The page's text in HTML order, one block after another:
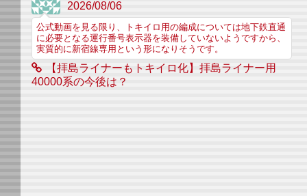
2026/08/06
公式動画を見る限り、トキイロ用の編成については地下鉄直通
に必要となる運行番号表示器を装備していないようですから、
実質的に新宿線専用という形になりそうです。
【拝島ライナーもトキイロ化】拝島ライナー用
40000系の今後は？